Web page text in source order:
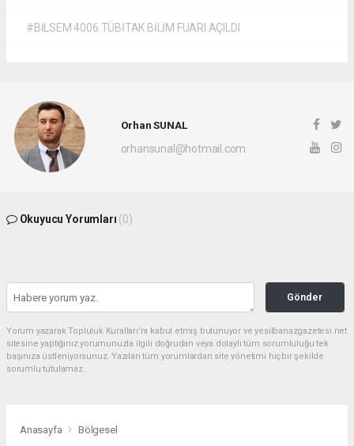
#BİLSEM 4006 TÜBİTAK BİLİM FUARI AÇILDI
Orhan SUNAL
orhansunal@hotmail.com
Okuyucu Yorumları (0)
Gönder
Yorum yazarak Topluluk Kuralları’nı kabul etmiş bulunuyor ve yesilbanazgazetesi.net
sitesine yaptığınız yorumunuzla ilgili doğrudan veya dolaylı tüm sorumluluğu tek
başınıza üstleniyorsunuz. Yazılan tüm yorumlardan site yönetimi hiçbir şekilde
sorumlu tutulamaz.
Anasayfa Bölgesel